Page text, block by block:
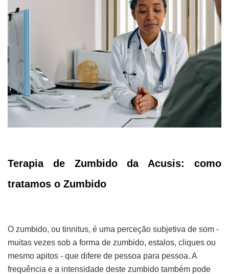
Terapia de Zumbido da Acusis: como
tratamos o Zumbido
O zumbido, ou tinnitus, é uma perceção subjetiva de som -
muitas vezes sob a forma de zumbido, estalos, cliques ou
mesmo apitos - que difere de pessoa para pessoa. A
frequência e a intensidade deste zumbido também pode